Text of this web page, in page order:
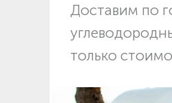
Доставим по
только